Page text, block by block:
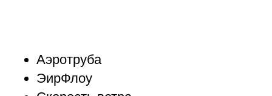
Аэротруба
ЭирФлоу